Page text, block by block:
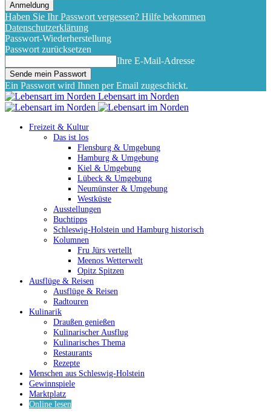
Haben Sie Ihr Passwort vergessen? Hilfe bekommen
Datenschutzerklärung
Passwort-Wiederherstellung
Passwort zurücksetzen
Ihre E-Mail-Adresse
Ein Passwort wird Ihnen per Email zugeschickt.
Lebensart im Norden
Freizeit & Kultur
Das ist los
Flensburg & Umgebung
Hamburg & Umgebung
Kiel & Umgebung
Lübeck & Umgebung
Neumünster & Umgebung
Westküste
Ausstellungen
Buchtipps
Schleswig-Holstein und Hamburg historisch
Kolumnen
Fru Jürs vertellt
Meenos Wetterwelt
Opitz Spitzen
Ausflüge & Reisen
Ausflüge & Reisen
Radtouren
Kulinarik
Draußen genießen
Kulinarischer Ausflug
Kulinarisches Thema
Restaurants
Rezepte
Menschen aus Schleswig-Holstein
Gewinnspiele
Marktplatz
Online lesen